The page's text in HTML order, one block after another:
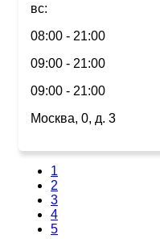
вс:
08:00 - 21:00
09:00 - 21:00
09:00 - 21:00
Москва, 0, д. 3
1
2
3
4
5